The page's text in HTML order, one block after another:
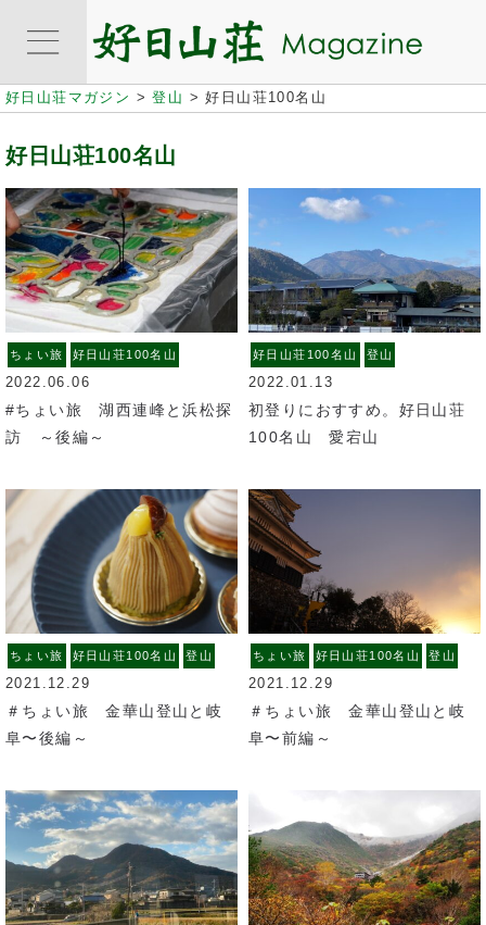
好日山荘マガジン >登山 >好日山荘100名山
好日山荘100名山
ちょい旅 好日山荘100名山
2022.06.06
#ちょい旅 湖西連峰と浜松探
訪 ～後編～
好日山荘100名山 登山
2022.01.13
初登りにおすすめ。好日山荘
100名山 愛宕山
ちょい旅 好日山荘100名山 登山
2021.12.29
＃ちょい旅 金華山登山と岐
阜〜後編～
ちょい旅 好日山荘100名山 登山
2021.12.29
＃ちょい旅 金華山登山と岐
阜〜前編～